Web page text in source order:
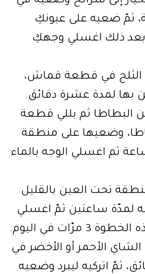
ثمّ ضعيه على عيونكِ
بعد ذلك اغسلي وجهكِ
في قطعة قماش،
بها لمدة عشرة دقائق.
البطاطا ثم بللي قطعة
وضعيها على منطقة
ثم اغسلي الوجه بالماء
تحت العين بالقليل
لمدّة ساعتين ثمّ اغسلي
في اليوم.
الأحمر أو الأخضر في
الساخن لمدّة 5 دقائق، ثمّ اتركيه ليبرد وضعيه